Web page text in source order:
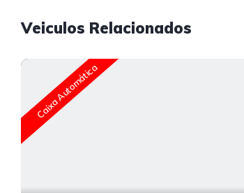
Veiculos Relacionados
Caixa Automática